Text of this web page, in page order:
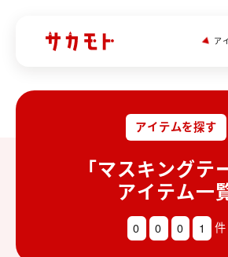
ア
アイテムを探す
「マスキングテ
アイテム一
0 0 0 1 件